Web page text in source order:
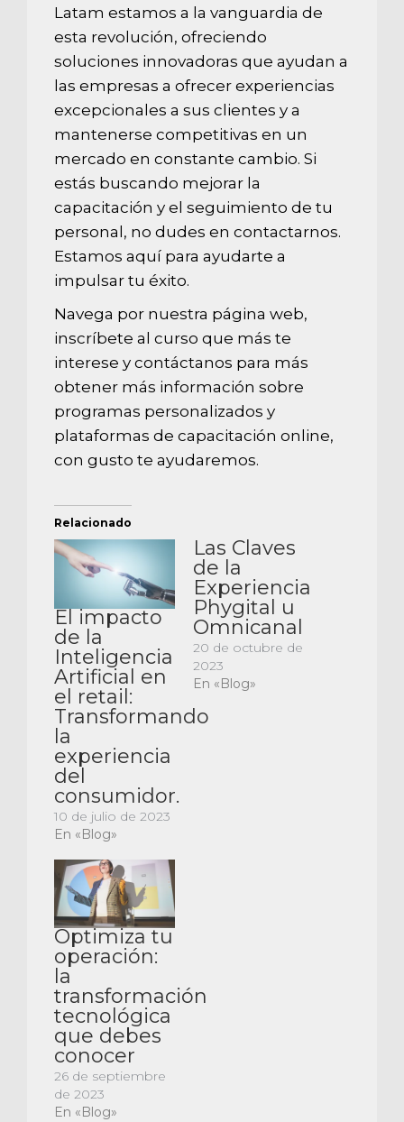
Latam estamos a la vanguardia de
esta revolución, ofreciendo
soluciones innovadoras que ayudan a
las empresas a ofrecer experiencias
excepcionales a sus clientes y a
mantenerse competitivas en un
mercado en constante cambio. Si
estás buscando mejorar la
capacitación y el seguimiento de tu
personal, no dudes en contactarnos.
Estamos aquí para ayudarte a
impulsar tu éxito.
Navega por nuestra página web,
inscríbete al curso que más te
interese y contáctanos para más
obtener más información sobre
programas personalizados y
plataformas de capacitación online,
con gusto te ayudaremos.
Relacionado
El impacto
de la
Inteligencia
Artificial en
el retail:
Transformando
la
experiencia
del
consumidor.
10 de julio de 2023
En «Blog»
Las Claves
de la
Experiencia
Phygital u
Omnicanal
20 de octubre de
2023
En «Blog»
Optimiza tu
operación:
la
transformación
tecnológica
que debes
conocer
26 de septiembre
de 2023
En «Blog»